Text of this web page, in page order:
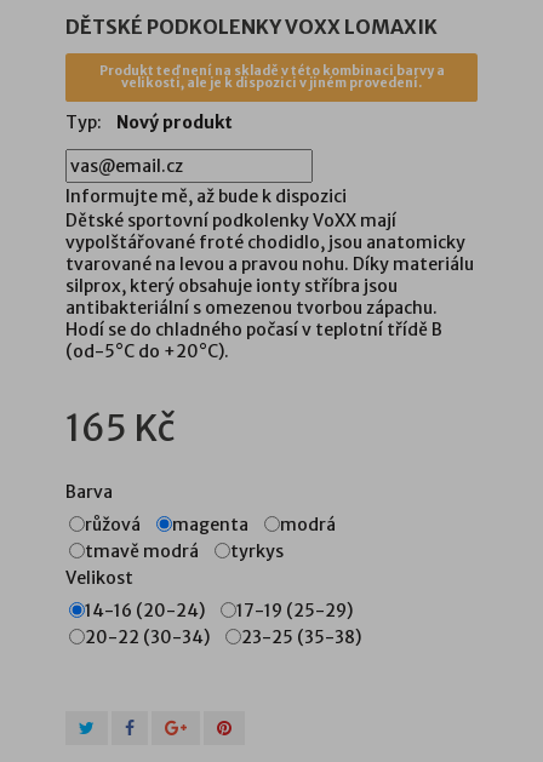
DĚTSKÉ PODKOLENKY VOXX LOMAXIK
Produkt teď není na skladě v této kombinaci barvy a
velikosti, ale je k dispozici v jiném provedení.
Typ: Nový produkt
Informujte mě, až bude k dispozici
Dětské sportovní podkolenky VoXX mají
vypolštářované froté chodidlo, jsou anatomicky
tvarované na levou a pravou nohu. Díky materiálu
silprox, který obsahuje ionty stříbra jsou
antibakteriální s omezenou tvorbou zápachu.
Hodí se do chladného počasí v teplotní třídě B
(od-5°C do +20°C).
165 Kč
Barva
růžová
magenta
modrá
tmavě modrá
tyrkys
Velikost
14-16 (20-24)
17-19 (25-29)
20-22 (30-34)
23-25 (35-38)